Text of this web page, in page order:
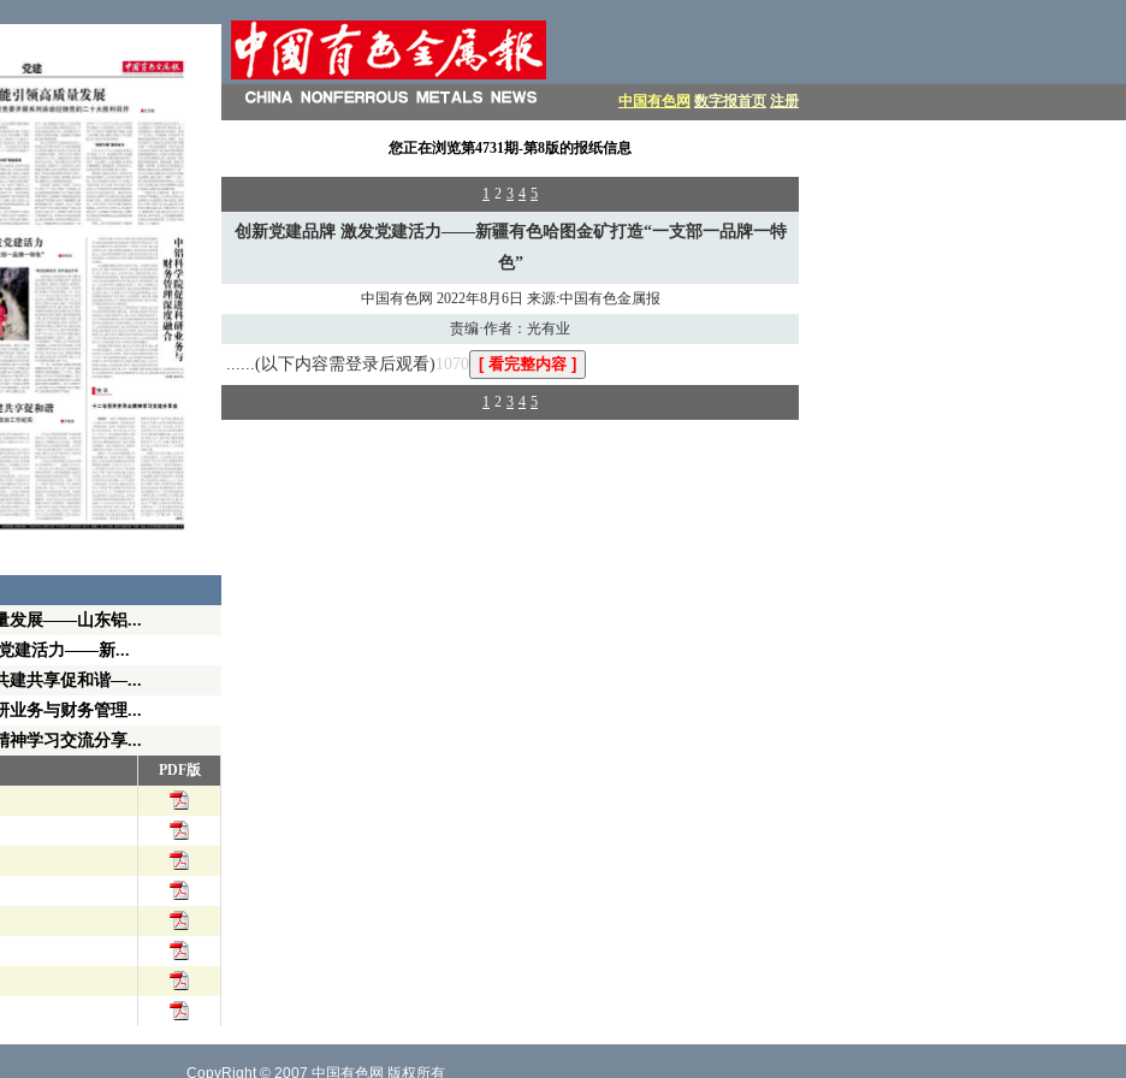
发展——山东铝...
建活力——新...
建共享促和谐—...
业务与财务管理...
神学习交流分享...
PDF版
中国有色网 数字报首页 注册
您正在浏览第4731期-第8版的报纸信息
1 2 3 4 5
创新党建品牌 激发党建活力——新疆有色哈图金矿打造“一支部一品牌一特
色”
中国有色网 2022年8月6日 来源:中国有色金属报
责编·作者：光有业
......(以下内容需登录后观看) 1070
1 2 3 4 5
CopyRight © 2007 中国有色网 版权所有